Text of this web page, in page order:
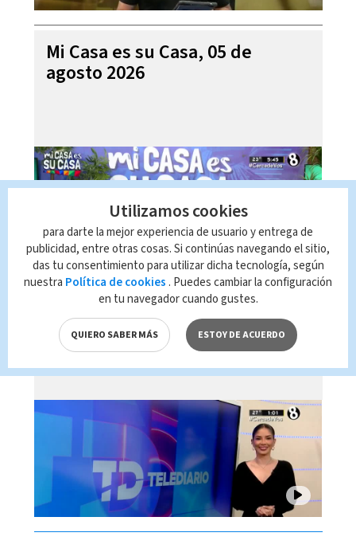
Mi Casa es su Casa, 05 de
agosto 2026
Telediario En Directo con Paula
Brenes, 05 de agosto 2026
Utilizamos cookies
para darte la mejor experiencia de usuario y entrega de
publicidad, entre otras cosas. Si continúas navegando el sitio,
das tu consentimiento para utilizar dicha tecnología, según
nuestra Política de cookies . Puedes cambiar la configuración
en tu navegador cuando gustes.
QUIERO SABER MÁS ESTOY DE ACUERDO